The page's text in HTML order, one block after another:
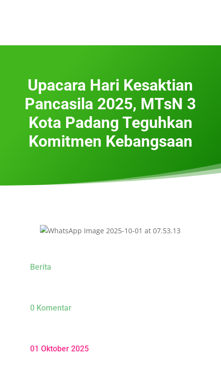
Upacara Hari Kesaktian
Pancasila 2025, MTsN 3
Kota Padang Teguhkan
Komitmen Kebangsaan
Berita
0 Komentar
01 Oktober 2025